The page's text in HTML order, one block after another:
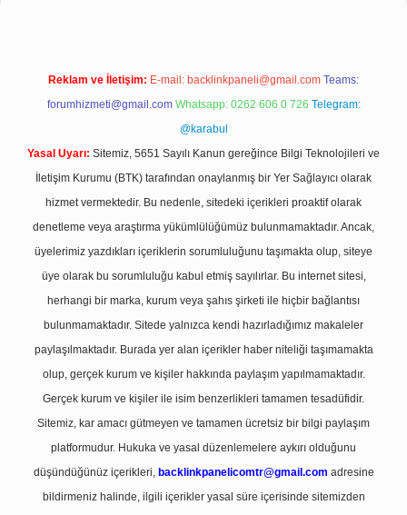
Reklam ve İletişim: E-mail: backlinkpaneli@gmail.com Teams:
forumhizmeti@gmail.com Whatsapp: 0262 606 0 726 Telegram:
@karabul
Yasal Uyarı: Sitemiz, 5651 Sayılı Kanun gereğince Bilgi Teknolojileri ve
İletişim Kurumu (BTK) tarafından onaylanmış bir Yer Sağlayıcı olarak
hizmet vermektedir. Bu nedenle, sitedeki içerikleri proaktif olarak
denetleme veya araştırma yükümlülüğümüz bulunmamaktadır. Ancak,
üyelerimiz yazdıkları içeriklerin sorumluluğunu taşımakta olup, siteye
üye olarak bu sorumluluğu kabul etmiş sayılırlar. Bu internet sitesi,
herhangi bir marka, kurum veya şahıs şirketi ile hiçbir bağlantısı
bulunmamaktadır. Sitede yalnızca kendi hazırladığımız makaleler
paylaşılmaktadır. Burada yer alan içerikler haber niteliği taşımamakta
olup, gerçek kurum ve kişiler hakkında paylaşım yapılmamaktadır.
Gerçek kurum ve kişiler ile isim benzerlikleri tamamen tesadüfidir.
Sitemiz, kar amacı gütmeyen ve tamamen ücretsiz bir bilgi paylaşım
platformudur. Hukuka ve yasal düzenlemelere aykırı olduğunu
düşündüğünüz içerikleri, backlinkpanelicomtr@gmail.com adresine
bildirmeniz halinde, ilgili içerikler yasal süre içerisinde sitemizden